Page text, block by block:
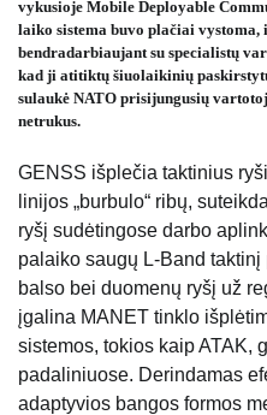
vykusioje Mobile Deployable
laiko sistema buvo plačiai
bendradarbiaujant su specialistų
kad ji atitiktų šiuolaikinių
sulaukė NATO prisijungusių
netrukus.
GENSS išplečia taktinius
linijos „burbulo“ ribų,
ryšį sudėtingose ​​darbo
palaiko saugų L-Band
balso bei duomenų ryšį už
įgalina MANET tinklo
sistemos, tokios kaip ATAK,
padaliniuose. Derindamas
adaptyvios bangos formos